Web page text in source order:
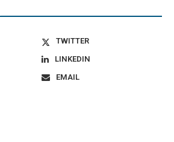
TWITTER
LINKEDIN
EMAIL